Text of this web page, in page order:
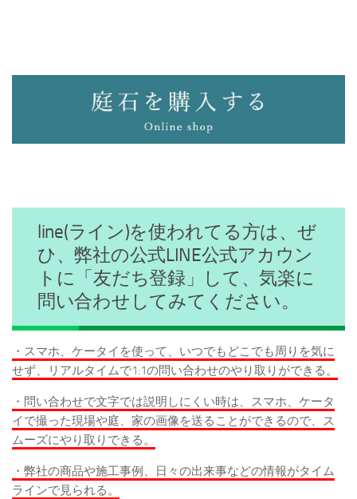
line(ライン)を使われてる方は、ぜ
ひ、弊社の公式LINE公式アカウン
トに「友だち登録」して、気楽に
問い合わせしてみてください。
・スマホ、ケータイを使って、いつでもどこでも周りを気に
せず、リアルタイムで1:1の問い合わせのやり取りができる。
・問い合わせで文字では説明しにくい時は、スマホ、ケータ
イで撮った現場や庭、家の画像を送ることができるので、ス
ムーズにやり取りできる。
・弊社の商品や施工事例、日々の出来事などの情報がタイム
ラインで見られる。